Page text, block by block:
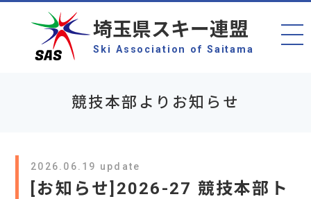
埼玉県スキー連盟
Ski Association of Saitama
競技本部よりお知らせ
2026.06.19 update
[お知らせ]2026-27 競技本部ト